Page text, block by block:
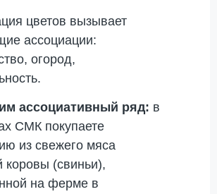
цветов вызывает
ассоциации:
огород,
ассоциативный ряд: в
СМК покупаете
из свежего мяса
коровы (свиньи),
на ферме в